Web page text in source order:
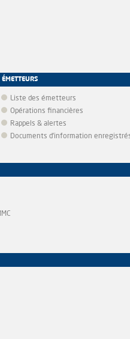
ÉMETTEURS
Liste des émetteurs
Opérations financières
Rappels & alertes
Documents d’information